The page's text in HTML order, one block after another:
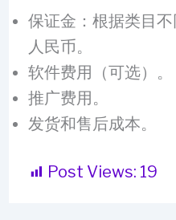
保证金：根据类目
人民币。
软件费用（可选）。
推广费用。
发货和售后成本。
Post Views: 19